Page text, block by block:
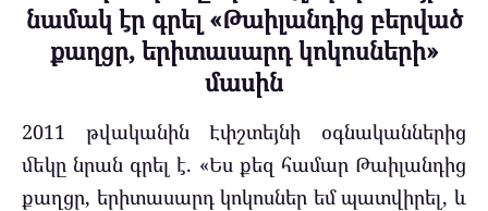
նամակ էր գրել «Թաիլանդից բերված
քաղցր, երիտասարդ կոկոսների»
մասին
2011 թվականին Էփշտեյնի օգնականներից
մեկը նրան գրել է. «Ես քեզ համար Թաիլանդից
քաղցր, երիտասարդ կոկոսներ եմ պատվիրել, և